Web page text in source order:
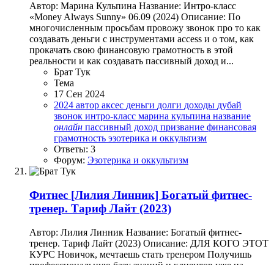
Автор: Марина Кульпина Название: Интро-класс
«Money Always Sunny» 06.09 (2024) Описание: По
многочисленным просьбам провожу звонок про то как
создавать деньги с инструментами access и о том, как
прокачать свою финансовую грамотность в этой
реальности и как создавать пассивный доход и...
Брат Тук
Тема
17 Сен 2024
2024 автор аксес деньги долги доходы дубай
звонок интро-класс марина кульпина название
онлайн пассивный доход призвание финансовая
грамотность эзотерика и оккультизм
Ответы: 3
Форум: Эзотерика и оккультизм
Фитнес [Лилия Линник] Богатый фитнес-
тренер. Тариф Лайт (2023)
Автор: Лилия Линник Название: Богатый фитнес-
тренер. Тариф Лайт (2023) Описание: ДЛЯ КОГО ЭТОТ
КУРС Новичок, мечтаешь стать тренером Получишь